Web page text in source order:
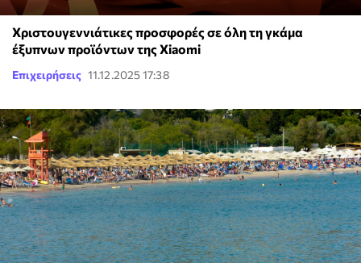
Χριστουγεννιάτικες προσφορές σε όλη τη γκάμα
έξυπνων προϊόντων της Xiaomi
Επιχειρήσεις 11.12.2025 17:38